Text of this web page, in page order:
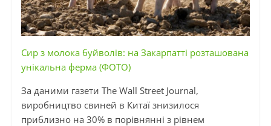
Сир з молока буйволів: на Закарпатті розташована
унікальна ферма (ФОТО)
За даними газети The Wall Street Journal,
виробництво свиней в Китаї знизилося
приблизно на 30% в порівнянні з рівнем